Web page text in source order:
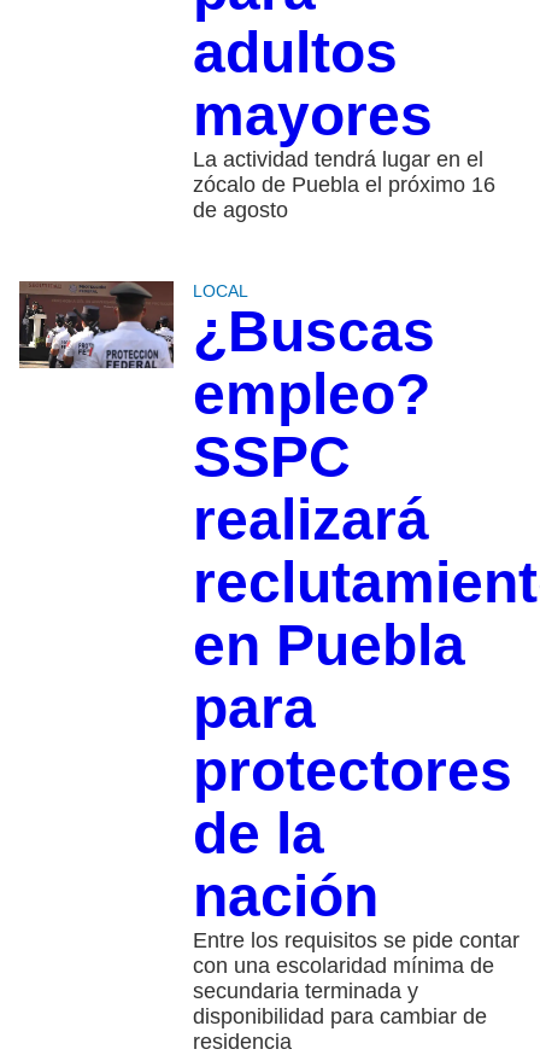
adultos
mayores
La actividad tendrá lugar en el
zócalo de Puebla el próximo 16
de agosto
LOCAL
¿Buscas
empleo?
SSPC
realizará
en Puebla
para
protectores
de la
nación
Entre los requisitos se pide contar
con una escolaridad mínima de
secundaria terminada y
disponibilidad para cambiar de
residencia